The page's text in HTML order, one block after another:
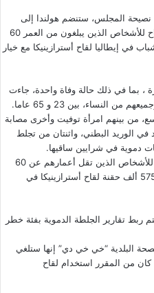
نصيحة المجلس، ستنضم هولندا إلى
ألمانيا وإسبانيا في تقييد الوصول إلى اللقاح للأشخاص الذين يبلغون من العمر 60
في إيطاليا لقاح أسترازينيكا مع خيار
، بما في ذلك حالة وفاة واحدة، جاءت
النساء، بين 23 و 65 عاما.
من بينهم امرأة توفيت وأخرى مصابة
الوريد البطني، واثنتان من تجلط
دموية في شرايين ساقيها.
علقت هولندا استخدام اللقاح في 2 أبريل للأشخاص الذين تقل أعمارهم عن 60
عاماً، حتى 4 أبريل، تم استخدام أكثر من 575 ألف حقنة لقاح أسترازينيكا في
ربط تقارير الجلطة الدموية بفئة خطر
البلدية “خي خي دي” إنها ستلغي
كان من المقرر استخدام لقاح